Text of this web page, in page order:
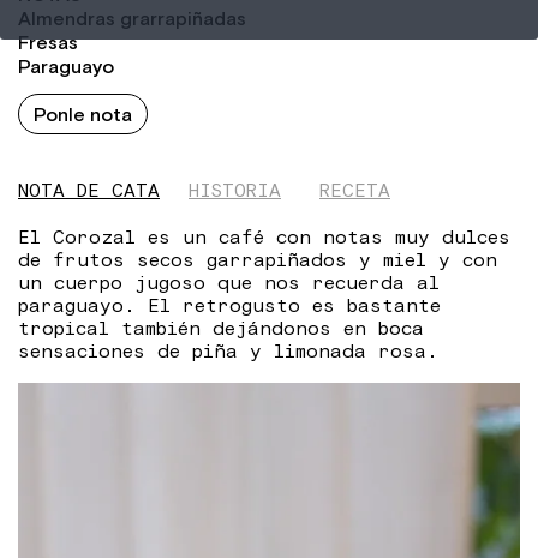
Almendras grarrapiñadas
Fresas
Paraguayo
Ponle nota
NOTA DE CATA HISTORIA
RECETA
El Corozal es un café con notas muy dulces
de frutos secos garrapiñados y miel y con
un cuerpo jugoso que nos recuerda al
paraguayo. El retrogusto es bastante
tropical también dejándonos en boca
sensaciones de piña y limonada rosa.